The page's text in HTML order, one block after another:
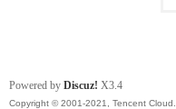
Powered by Discuz! X3.4
Copyright © 2001-2021, Tencent Cloud.